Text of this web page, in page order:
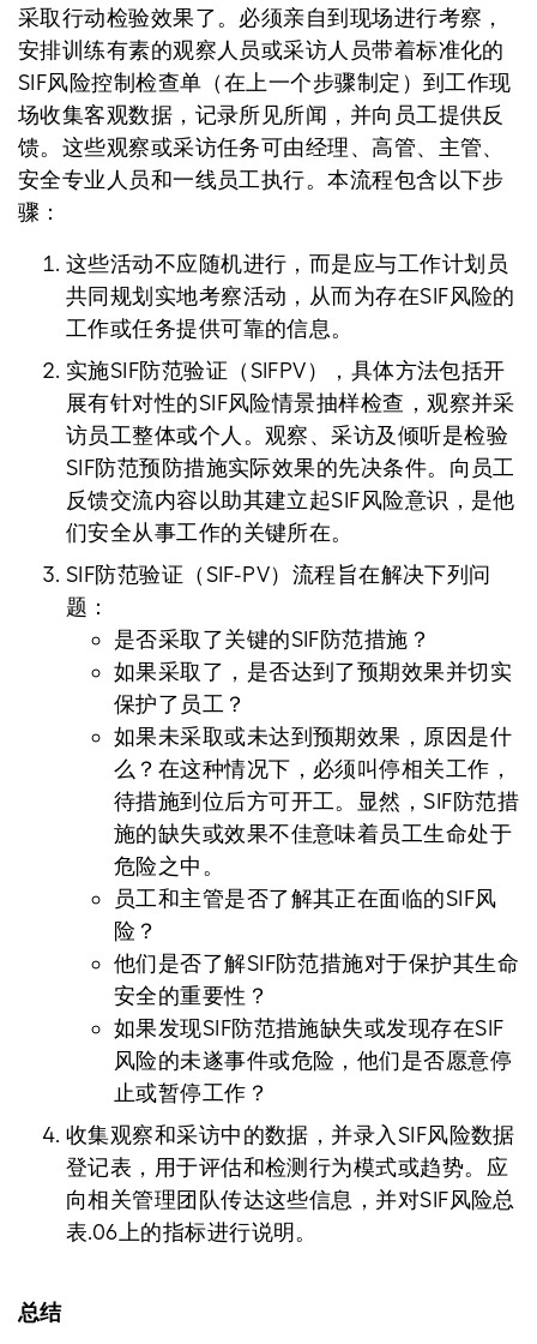
采取行动检验效果了。必须亲自到现场进行考察，
安排训练有素的观察人员或采访人员带着标准化的
SIF风险控制检查单（在上一个步骤制定）到工作现
场收集客观数据，记录所见所闻，并向员工提供反
馈。这些观察或采访任务可由经理、高管、主管、
安全专业人员和一线员工执行。本流程包含以下步
骤：
这些活动不应随机进行，而是应与工作计划员
共同规划实地考察活动，从而为存在SIF风险的
工作或任务提供可靠的信息。
实施SIF防范验证（SIFPV），具体方法包括开
展有针对性的SIF风险情景抽样检查，观察并采
访员工整体或个人。观察、采访及倾听是检验
SIF防范预防措施实际效果的先决条件。向员工
反馈交流内容以助其建立起SIF风险意识，是他
们安全从事工作的关键所在。
SIF防范验证（SIF-PV）流程旨在解决下列问
题：
是否采取了关键的SIF防范措施？
如果采取了，是否达到了预期效果并切实
保护了员工？
如果未采取或未达到预期效果，原因是什
么？在这种情况下，必须叫停相关工作，
待措施到位后方可开工。显然，SIF防范措
施的缺失或效果不佳意味着员工生命处于
危险之中。
员工和主管是否了解其正在面临的SIF风
险？
他们是否了解SIF防范措施对于保护其生命
安全的重要性？
如果发现SIF防范措施缺失或发现存在SIF
风险的未遂事件或危险，他们是否愿意停
止或暂停工作？
收集观察和采访中的数据，并录入SIF风险数据
登记表，用于评估和检测行为模式或趋势。应
向相关管理团队传达这些信息，并对SIF风险总
表.06上的指标进行说明。
总结